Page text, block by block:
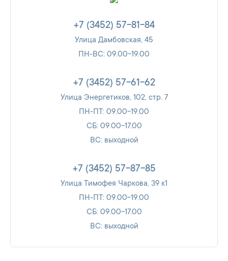
+7 (3452) 57-81-84
Улица Дамбовская, 45
ПН-ВС: 09.00-19.00
+7 (3452) 57-61-62
Улица Энергетиков, 102, стр. 7
ПН-ПТ: 09.00-19.00
СБ: 09.00-17.00
ВС: выходной
+7 (3452) 57-87-85
Улица Тимофея Чаркова, 39 к1
ПН-ПТ: 09.00-19.00
СБ: 09.00-17.00
ВС: выходной